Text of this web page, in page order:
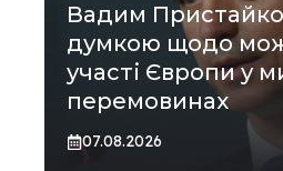
Вадим Пристайко
думкою щодо
участі Європи у
перемовинах
07.08.2026